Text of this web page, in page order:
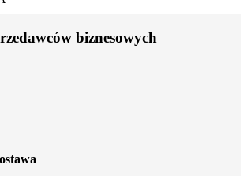
biznesowych